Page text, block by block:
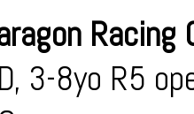
Racing
3-8yo R5